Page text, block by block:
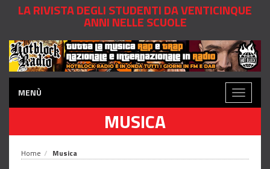
LA RIVISTA DEGLI STUDENTI DA VENTICINQUE
ANNI NELLE SCUOLE
MENÙ
Toggle
MUSICA
Home Musica